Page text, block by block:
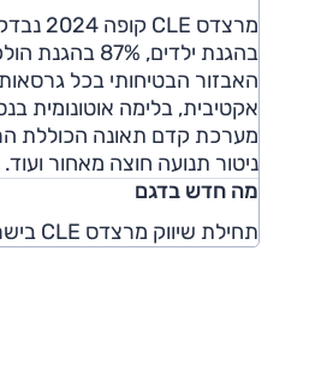
בהגנת ילדים, 87% בהגנת הולכי רגל ו-83% על מערכות בטיחות.
האבזור הבטיחותי בכל
אקטיבית, בלימה אוטונומית
מערכת קדם תאונה הכוללת
ניטור תנועה חוצה מאחור ועוד.
מה חדש בדגם
תחילת שיווק מרצדס CLE בישראל, בספטמבר 2024.